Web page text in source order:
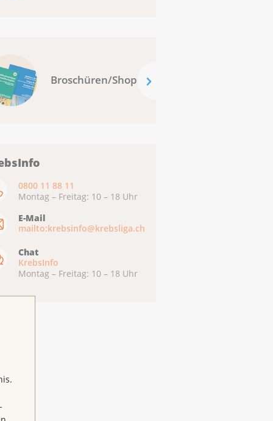
Broschüren/Shop
0800 11 88 11
Montag – Freitag: 10 – 18 Uhr
E-Mail
mailto:krebsinfo@krebsliga.ch
Chat
KrebsInfo
Montag – Freitag: 10 – 18 Uhr